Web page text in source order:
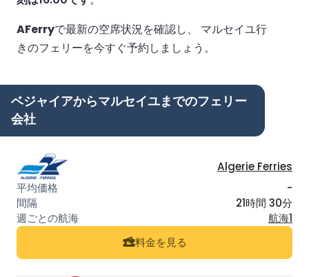
AFerryで最新の空席状況を確認し、 マルセイユ行
きのフェリーを今すぐ予約しましょう。
ベジャイアからマルセイユまでのフェリー
会社
Algerie Ferries
-
21時間 30分
航海1
料金を見る